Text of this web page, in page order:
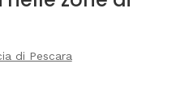
di Pescara